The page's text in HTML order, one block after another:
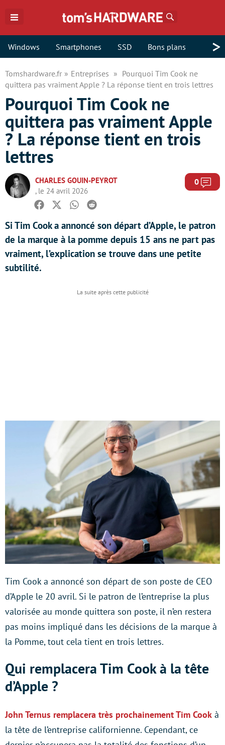
Windows Smartphones SSD Bons plans >
Tomshardware.fr Entreprises
Pourquoi Tim Cook ne
quittera pas vraiment Apple ? La réponse tient en trois lettres
Pourquoi Tim Cook ne
quittera pas vraiment Apple
? La réponse tient en trois
lettres
CHARLES GOUIN-PEYROT
, le 24 avril 2026
0
Facebook
TwitterWhatsapp
Reddit
Si Tim Cook a annoncé son départ d’Apple, le patron
de la marque à la pomme depuis 15 ans ne part pas
vraiment, l’explication se trouve dans une petite
subtilité.
Tim Cook a annoncé son départ de son poste de CEO
d’Apple le 20 avril. Si le patron de l’entreprise la plus
valorisée au monde quittera son poste, il n’en restera
pas moins impliqué dans les décisions de la marque à
la Pomme, tout cela tient en trois lettres.
Qui remplacera Tim Cook à la tête
d’Apple ?
John Ternus remplacera très prochainement Tim Cook à
la tête de l’entreprise californienne. Cependant, ce